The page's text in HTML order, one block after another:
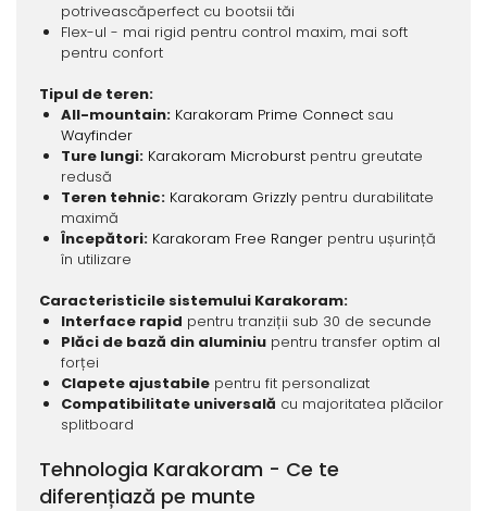
potriveascăperfect cu bootsii tăi
Flex-ul - mai rigid pentru control maxim, mai soft
pentru confort
Tipul de teren:
All-mountain: Karakoram Prime Connectsau
Wayfinder
Ture lungi: Karakoram Microburstpentru greutate
redusă
Teren tehnic: Karakoram Grizzlypentru durabilitate
maximă
Începători:Karakoram Free Rangerpentru ușurință
în utilizare
Caracteristicile sistemului Karakoram:
Interface rapid pentru tranziții sub 30 de secunde
Plăci de bază din aluminiupentru transfer optim al
forței
Clapete ajustabilepentru fit personalizat
Compatibilitate universală cu majoritatea plăcilor
splitboard
Tehnologia Karakoram - Ce te
diferențiază pe munte